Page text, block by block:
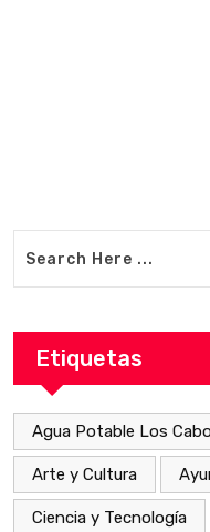
Etiquetas
Agua Potable Los
Arte y Cultura
Ciencia y Tecnología